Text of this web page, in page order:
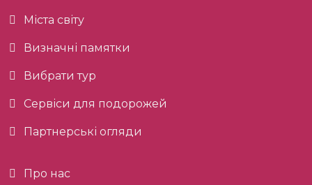
Міста світу
Визначні памятки
Вибрати тур
Сервіси для подорожей
Партнерські огляди
Про нас